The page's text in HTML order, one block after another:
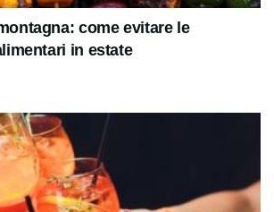
come evitare le
in estate